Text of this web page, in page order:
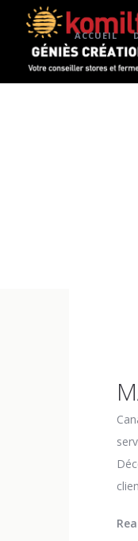
ACCUEIL